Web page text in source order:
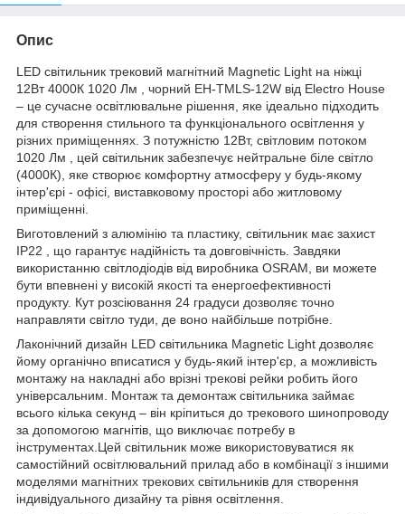
Опис
LED світильник трековий магнітний Magnetic Light на ніжці
12Вт 4000К 1020 Лм , чорний EH-TMLS-12W від Electro House
– це сучасне освітлювальне рішення, яке ідеально підходить
для створення стильного та функціонального освітлення у
різних приміщеннях. З потужністю 12Вт, світловим потоком
1020 Лм , цей світильник забезпечує нейтральне біле світло
(4000К), яке створює комфортну атмосферу у будь-якому
інтер'єрі - офісі, виставковому просторі або житловому
приміщенні.
Виготовлений з алюмінію та пластику, світильник має захист
IP22 , що гарантує надійність та довговічність. Завдяки
використанню світлодіодів від виробника OSRAM, ви можете
бути впевнені у високій якості та енергоефективності
продукту. Кут розсіювання 24 градуси дозволяє точно
направляти світло туди, де воно найбільше потрібне.
Лаконічний дизайн LED світильника Magnetic Light дозволяє
йому органічно вписатися у будь-який інтер'єр, а можливість
монтажу на накладні або врізні трекові рейки робить його
універсальним. Монтаж та демонтаж світильника займає
всього кілька секунд – він кріпиться до трекового шинопроводу
за допомогою магнітів, що виключає потребу в
інструментах.Цей світильник може використовуватися як
самостійний освітлювальний прилад або в комбінації з іншими
моделями магнітних трекових світильників для створення
індивідуального дизайну та рівня освітлення.